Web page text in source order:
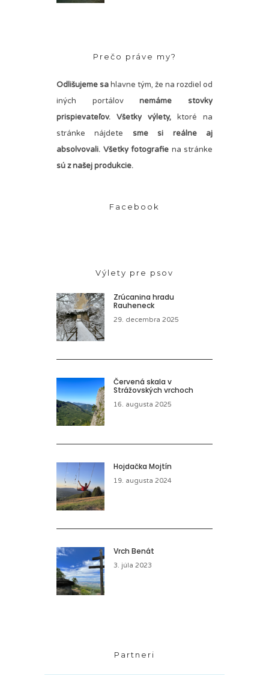
Prečo práve my?
Odlišujeme sahlavne tým, že na rozdiel od
iných portálovnemáme stovky
prispievateľov. Všetky výlety, ktoré na
stránke nájdete sme si reálne aj
absolvovali. Všetky fotografie na stránke
sú z našej produkcie.
Facebook
Výlety pre psov
Zrúcanina hradu
Rauheneck
29. decembra 2025
Červená skala v
Strážovských vrchoch
16. augusta 2025
Hojdačka Mojtín
19. augusta 2024
Vrch Benát
3. júla 2023
Partneri